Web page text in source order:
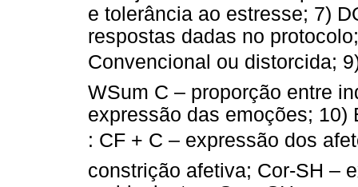
e tolerância ao estresse; 7)
respostas dadas no
Convencional ou distorcida;
WSum C – proporção entre
expressão das emoções; 10)
: CF + C – expressão dos
constrição afetiva; Cor-SH –